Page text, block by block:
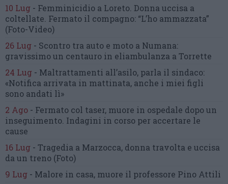
10 Lug - Femminicidio a Loreto. Donna uccisa a
coltellate. Fermato il compagno: “L’ho ammazzata”
(Foto-Video)
26 Lug - Scontro tra auto e moto a Numana:
gravissimo un centauro in eliambulanza a Torrette
24 Lug - Maltrattamenti all’asilo, parla il sindaco:
«Notifica arrivata in mattinata, anche i miei figli
sono andati lì»
2 Ago - Fermato col taser, muore in ospedale dopo un
inseguimento. Indagini in corso per accertare le
cause
16 Lug - Tragedia a Marzocca, donna travolta e uccisa
da un treno (Foto)
9 Lug - Malore in casa, muore il professore Pino Attili